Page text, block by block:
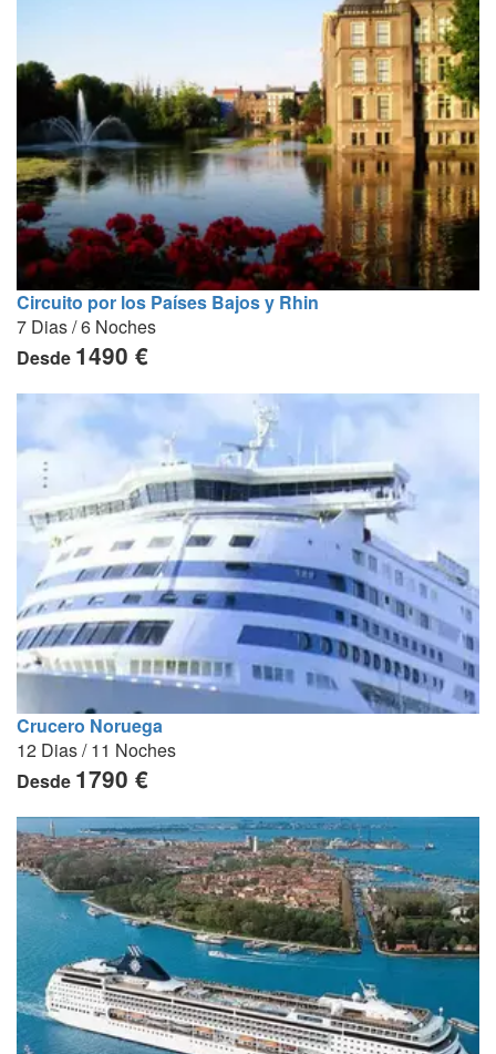
Circuito por los Países Bajos y Rhin
7 Dias / 6 Noches
Desde 1490 €
Crucero Noruega
12 Dias / 11 Noches
Desde 1790 €